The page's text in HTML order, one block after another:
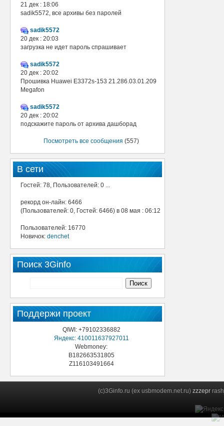
21 дек : 18:06
sadik5572, все архивы без паролей
sadik5572
20 дек : 20:03
загрузка не идет пароль спрашивает
sadik5572
20 дек : 20:02
Прошивка Huawei E3372s-153 21.286.03.01.209
Megafon
sadik5572
20 дек : 20:02
подскажите пароль от архива дашборад
Посмотреть все сообщения (557)
В сети
Гостей: 78, Пользователей: 0 ...
рекорд он-лайн: 6466
(Пользователей: 0, Гостей: 6466) в 08 мая : 06:12
Пользователей: 16770
Новичок: denchet
Поиск 3Ginfo
Поддержи проект
QIWI: +79102336882
Яндекс: 410011637927011
Webmoney:
B182663531805
Z116103491664
(c)3Ginfo.ru (ex usbmodem.net.ru) zzzepr